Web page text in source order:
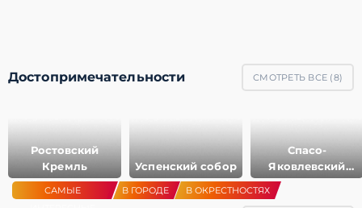
Достопримечательности СМОТРЕТЬ ВСЕ (8)
Ростовский
Кремль
Успенский собор
Спасо-
Яковлевский
монастырь
САМЫЕ
В ГОРОДЕ В ОКРЕСТНОСТЯХ